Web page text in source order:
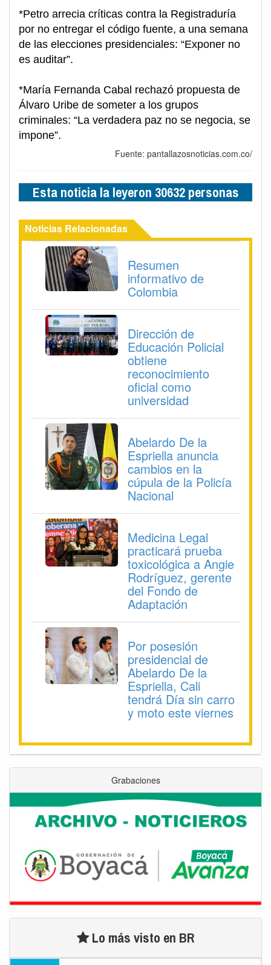
*Petro arrecia críticas contra la Registraduría
por no entregar el código fuente, a una semana
de las elecciones presidenciales: “Exponer no
es auditar”.
*María Fernanda Cabal rechazó propuesta de
Álvaro Uribe de someter a los grupos
criminales: “La verdadera paz no se negocia, se
impone”.
Fuente: pantallazosnoticias.com.co/
Esta noticia la leyeron 30632 personas
Noticias Relacionadas
Resumen
informativo de
Colombia
Dirección de
Educación Policial
obtiene
reconocimiento
oficial como
universidad
Abelardo De la
Espriella anuncia
cambios en la
cúpula de la Policía
Nacional
Medicina Legal
practicará prueba
toxicológica a Angie
Rodríguez, gerente
del Fondo de
Adaptación
Por posesión
presidencial de
Abelardo De la
Espriella, Cali
tendrá Día sin carro
y moto este viernes
Grabaciones
Lo más visto en BR